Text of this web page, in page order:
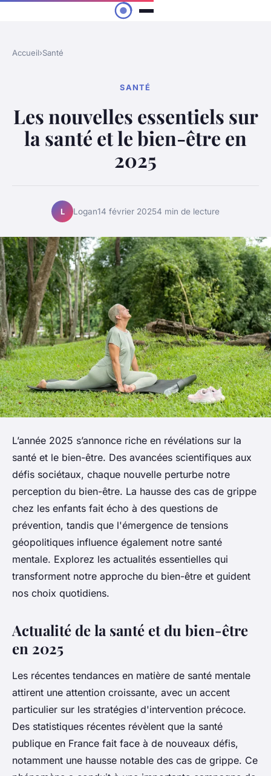
Accueil›Santé
SANTÉ
Les nouvelles essentiels sur
la santé et le bien-être en
2025
L Logan14 février 20254 min de lecture
L’année 2025 s’annonce riche en révélations sur la
santé et le bien-être. Des avancées scientifiques aux
défis sociétaux, chaque nouvelle perturbe notre
perception du bien-être. La hausse des cas de grippe
chez les enfants fait écho à des questions de
prévention, tandis que l'émergence de tensions
géopolitiques influence également notre santé
mentale. Explorez les actualités essentielles qui
transforment notre approche du bien-être et guident
nos choix quotidiens.
Actualité de la santé et du bien-être
en 2025
Les récentes tendances en matière de santé mentale
attirent une attention croissante, avec un accent
particulier sur les stratégies d'intervention précoce.
Des statistiques récentes révèlent que la santé
publique en France fait face à de nouveaux défis,
notamment une hausse notable des cas de grippe. Ce